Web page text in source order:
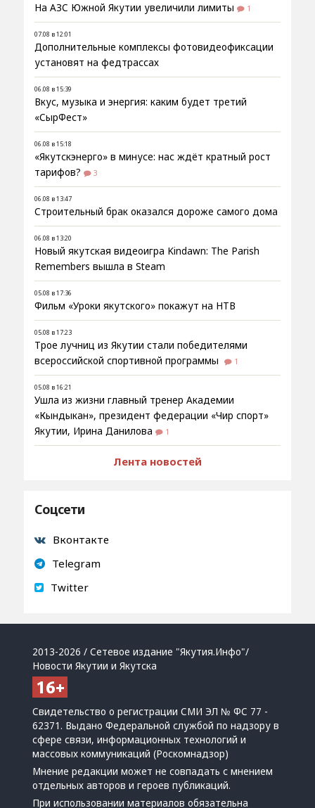
На АЗС Южной Якутии увеличили лимиты 1
07.08 в 12:01
Дополнительные комплексы фотовидеофиксации
установят на федтрассах
06.08 в 15:39
Вкус, музыка и энергия: каким будет третий
«СырФест»
06.08 в 15:18
«Якутскэнерго» в минусе: нас ждёт кратный рост
тарифов?
3
06.08 в 13:47
Строительный брак оказался дороже самого дома
06.08 в 13:20
Новый якутская видеоигра Kindawn: The Parish
Remembers вышла в Steam
05.08 в 17:36
Фильм «Уроки якутского» покажут на НТВ
05.08 в 17:23
Трое лучниц из Якутии стали победителями
всероссийской спортивной программы
1
05.08 в 16:21
Ушла из жизни главный тренер Академии
«Кындыкан», президент федерации «Чир спорт»
Якутии, Ирина Данилова
1
Лента новостей
Соцсети
Вконтакте
Telegram
Twitter
2013-2026 / Сетевое издание "Якутия.Инфо"/
Новости Якутии и Якутска
Свидетельство о регистрации СМИ ЭЛ № ФС 77 -
62371. Выдано Федеральной службой по надзору в
сфере связи, информационных технологий и
массовых коммуникаций (Роскомнадзор)
Мнение редакции может не совпадать с мнением
отдельных авторов и героев публикаций.
При использовании материалов обязательна